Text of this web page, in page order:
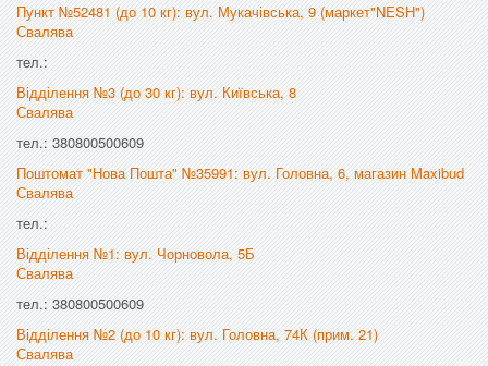
Пункт №52481 (до 10 кг): вул. Мукачівська, 9 (маркет"NESH")
Свалява
тел.:
Відділення №3 (до 30 кг): вул. Київська, 8
Свалява
тел.: 380800500609
Поштомат "Нова Пошта" №35991: вул. Головна, 6, магазин Maxibud
Свалява
тел.:
Відділення №1: вул. Чорновола, 5Б
Свалява
тел.: 380800500609
Відділення №2 (до 10 кг): вул. Головна, 74К (прим. 21)
Свалява